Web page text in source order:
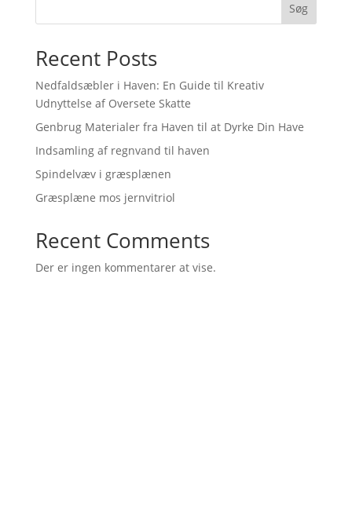
Søg
Recent Posts
Nedfaldsæbler i Haven: En Guide til Kreativ
Udnyttelse af Oversete Skatte
Genbrug Materialer fra Haven til at Dyrke Din Have
Indsamling af regnvand til haven
Spindelvæv i græsplænen
Græsplæne mos jernvitriol
Recent Comments
Der er ingen kommentarer at vise.